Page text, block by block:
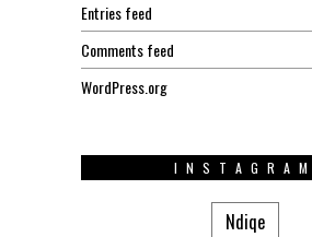
Entries feed
Comments feed
WordPress.org
INSTAGRAM
Ndiqe